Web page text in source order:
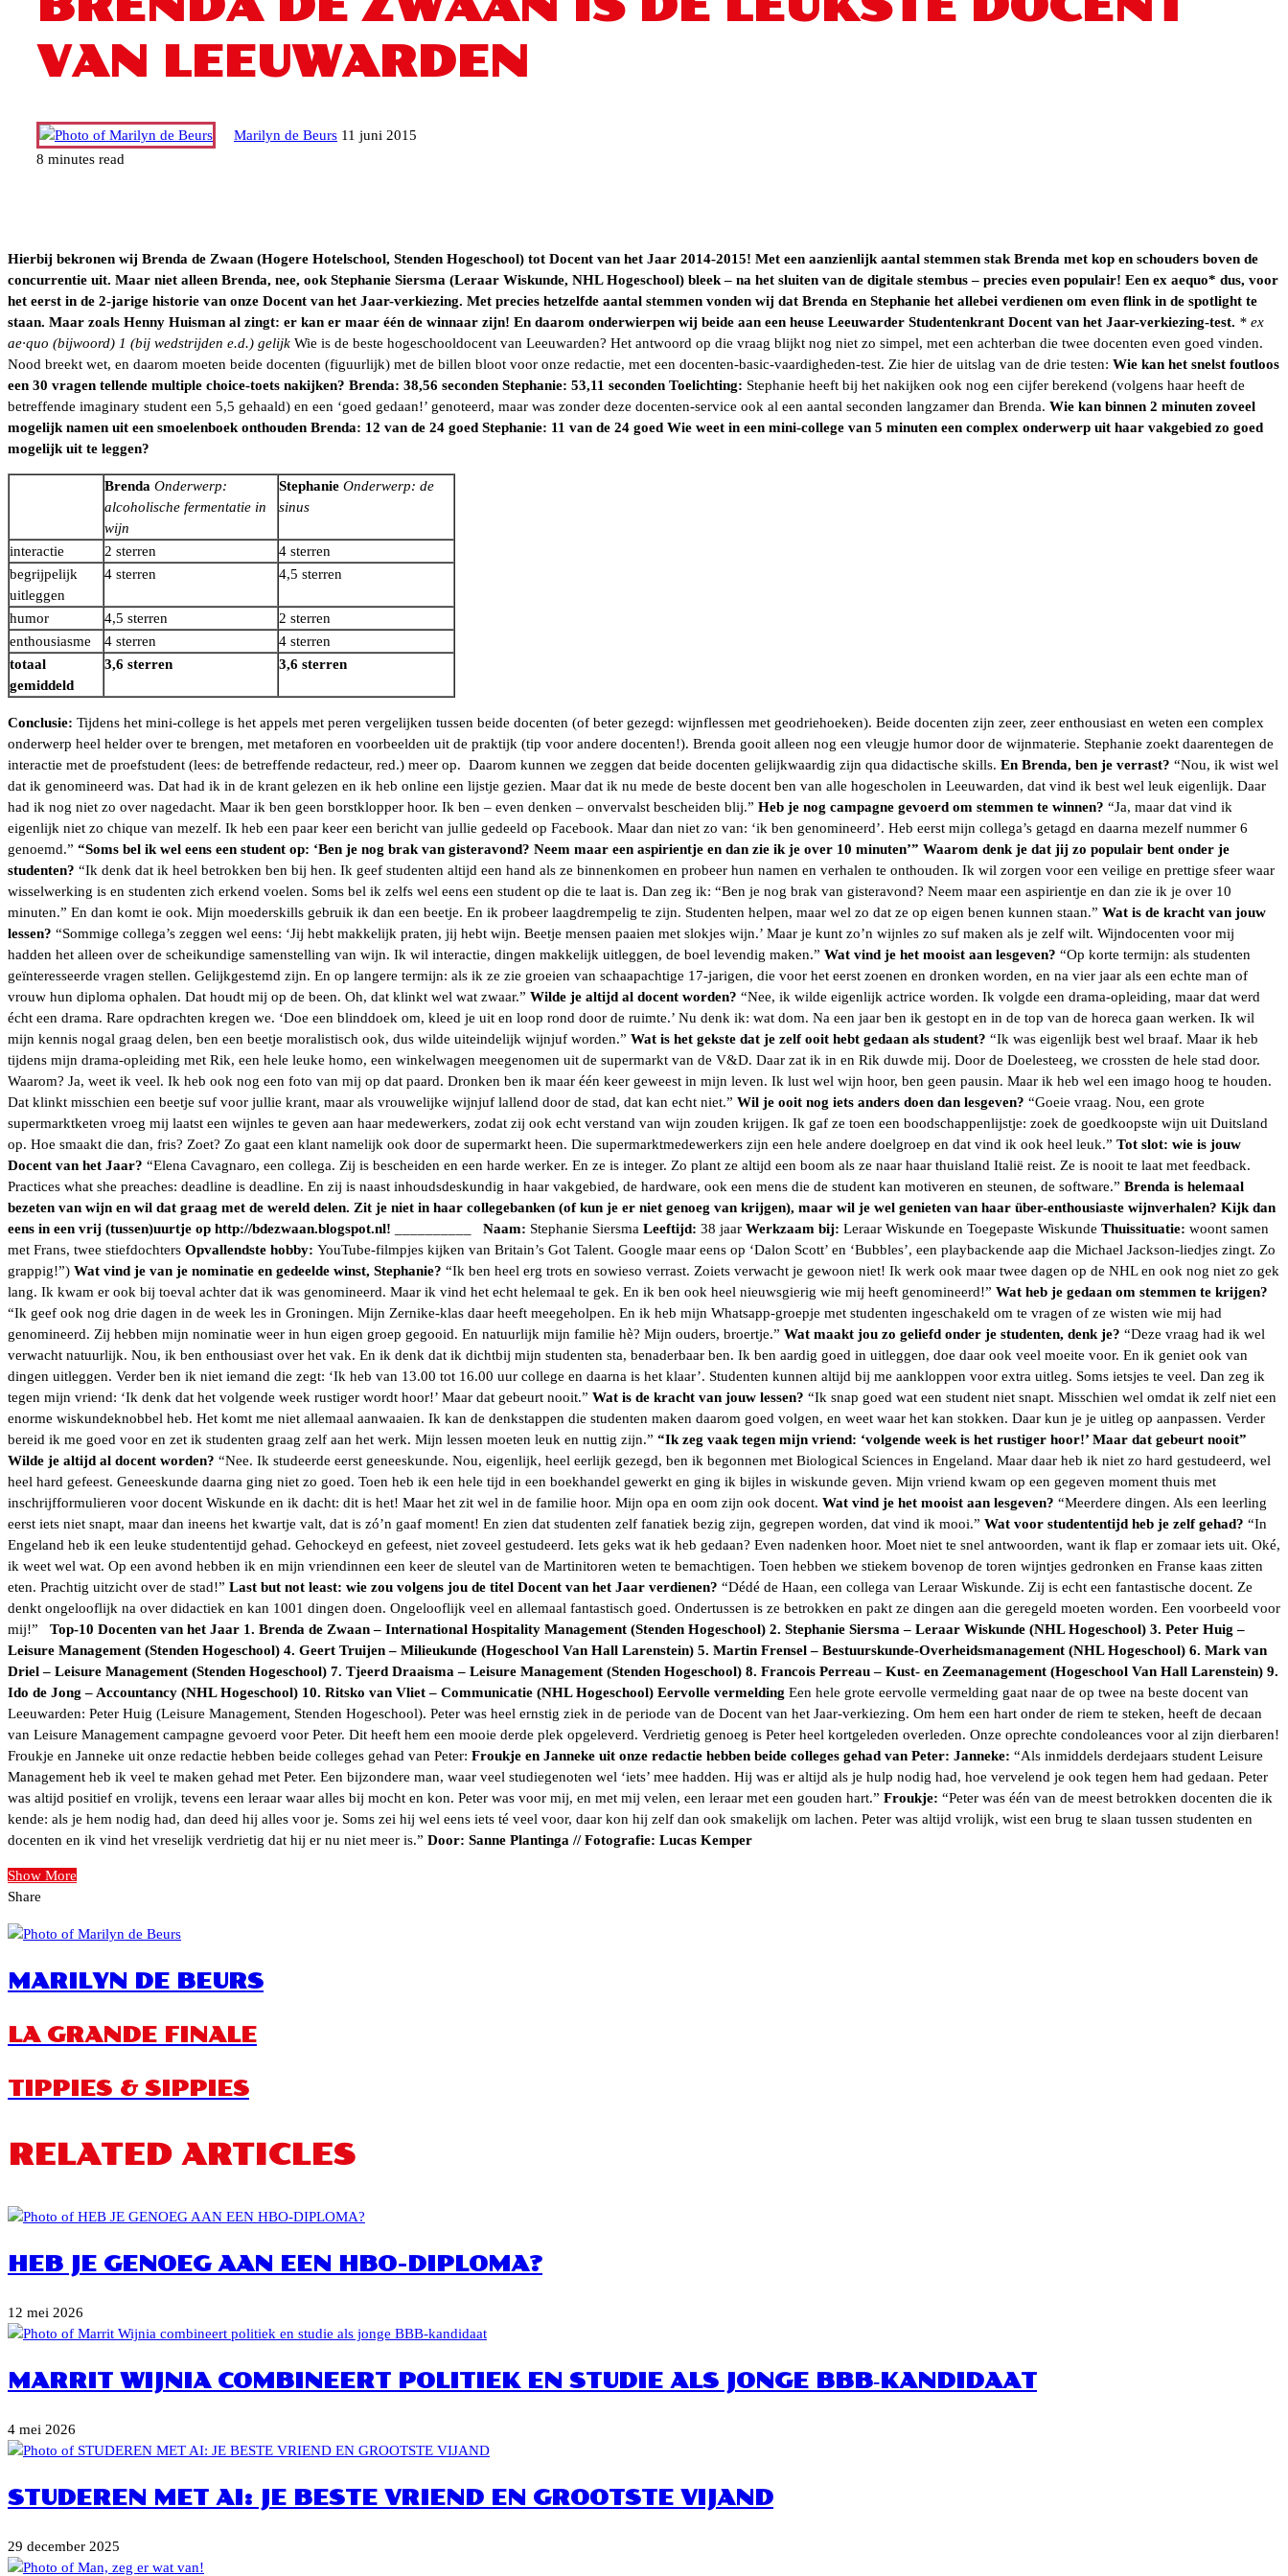
VAN LEEUWARDEN
Marilyn de Beurs 11 juni 2015
8 minutes read
Facebook
Twitter
LinkedIn
Tumblr
Pinterest
Reddit
WhatsApp
Hierbij bekronen wij Brenda de Zwaan (Hogere Hotelschool, Stenden Hogeschool) tot Docent van het Jaar 2014-2015! Met een aanzienlijk aantal stemmen stak Brenda met kop en schouders boven de
concurrentie uit. Maar niet alleen Brenda, nee, ook Stephanie Siersma (Leraar Wiskunde, NHL Hogeschool) bleek – na het sluiten van de digitale stembus – precies even populair! Een ex aequo* dus, voor
het eerst in de 2-jarige historie van onze Docent van het Jaar-verkiezing. Met precies hetzelfde aantal stemmen vonden wij dat Brenda en Stephanie het allebei verdienen om even flink in de spotlight te
staan. Maar zoals Henny Huisman al zingt: er kan er maar één de winnaar zijn! En daarom onderwierpen wij beide aan een heuse Leeuwarder Studentenkrant Docent van het Jaar-verkiezing-test. * ex
ae·quo (bijwoord) 1 (bij wedstrijden e.d.) gelijk Wie is de beste hogeschooldocent van Leeuwarden? Het antwoord op die vraag blijkt nog niet zo simpel, met een achterban die twee docenten even goed vinden.
Nood breekt wet, en daarom moeten beide docenten (figuurlijk) met de billen bloot voor onze redactie, met een docenten-basic-vaardigheden-test. Zie hier de uitslag van de drie testen: Wie kan het snelst foutloos
een 30 vragen tellende multiple choice-toets nakijken? Brenda: 38,56 seconden Stephanie: 53,11 seconden Toelichting: Stephanie heeft bij het nakijken ook nog een cijfer berekend (volgens haar heeft de
betreffende imaginary student een 5,5 gehaald) en een ‘goed gedaan!’ genoteerd, maar was zonder deze docenten-service ook al een aantal seconden langzamer dan Brenda. Wie kan binnen 2 minuten zoveel
mogelijk namen uit een smoelenboek onthouden Brenda: 12 van de 24 goed Stephanie: 11 van de 24 goed Wie weet in een mini-college van 5 minuten een complex onderwerp uit haar vakgebied zo goed
mogelijk uit te leggen?
Brenda Onderwerp:
alcoholische fermentatie in
wijn
Stephanie Onderwerp: de
sinus
interactie 2 sterren
4 sterren
begrijpelijk
uitleggen
4 sterren 4,5 sterren
humor 4,5 sterren
2 sterren
enthousiasme
4 sterren
4 sterren
totaal
gemiddeld
3,6 sterren 3,6 sterren
Conclusie: Tijdens het mini-college is het appels met peren vergelijken tussen beide docenten (of beter gezegd: wijnflessen met geodriehoeken). Beide docenten zijn zeer, zeer enthousiast en weten een complex
onderwerp heel helder over te brengen, met metaforen en voorbeelden uit de praktijk (tip voor andere docenten!). Brenda gooit alleen nog een vleugje humor door de wijnmaterie. Stephanie zoekt daarentegen de
interactie met de proefstudent (lees: de betreffende redacteur, red.) meer op. Daarom kunnen we zeggen dat beide docenten gelijkwaardig zijn qua didactische skills. En Brenda, ben je verrast? “Nou, ik wist wel
dat ik genomineerd was. Dat had ik in de krant gelezen en ik heb online een lijstje gezien. Maar dat ik nu mede de beste docent ben van alle hogescholen in Leeuwarden, dat vind ik best wel leuk eigenlijk. Daar
had ik nog niet zo over nagedacht. Maar ik ben geen borstklopper hoor. Ik ben – even denken – onvervalst bescheiden blij.” Heb je nog campagne gevoerd om stemmen te winnen? “Ja, maar dat vind ik
eigenlijk niet zo chique van mezelf. Ik heb een paar keer een bericht van jullie gedeeld op Facebook. Maar dan niet zo van: ‘ik ben genomineerd’. Heb eerst mijn collega’s getagd en daarna mezelf nummer 6
genoemd.” “Soms bel ik wel eens een student op: ‘Ben je nog brak van gisteravond? Neem maar een aspirientje en dan zie ik je over 10 minuten’” Waarom denk je dat jij zo populair bent onder je
studenten? “Ik denk dat ik heel betrokken ben bij hen. Ik geef studenten altijd een hand als ze binnenkomen en probeer hun namen en verhalen te onthouden. Ik wil zorgen voor een veilige en prettige sfeer waar
wisselwerking is en studenten zich erkend voelen. Soms bel ik zelfs wel eens een student op die te laat is. Dan zeg ik: “Ben je nog brak van gisteravond? Neem maar een aspirientje en dan zie ik je over 10
minuten.” En dan komt ie ook. Mijn moederskills gebruik ik dan een beetje. En ik probeer laagdrempelig te zijn. Studenten helpen, maar wel zo dat ze op eigen benen kunnen staan.” Wat is de kracht van jouw
lessen? “Sommige collega’s zeggen wel eens: ‘Jij hebt makkelijk praten, jij hebt wijn. Beetje mensen paaien met slokjes wijn.’ Maar je kunt zo’n wijnles zo suf maken als je zelf wilt. Wijndocenten voor mij
hadden het alleen over de scheikundige samenstelling van wijn. Ik wil interactie, dingen makkelijk uitleggen, de boel levendig maken.” Wat vind je het mooist aan lesgeven? “Op korte termijn: als studenten
geïnteresseerde vragen stellen. Gelijkgestemd zijn. En op langere termijn: als ik ze zie groeien van schaapachtige 17-jarigen, die voor het eerst zoenen en dronken worden, en na vier jaar als een echte man of
vrouw hun diploma ophalen. Dat houdt mij op de been. Oh, dat klinkt wel wat zwaar.” Wilde je altijd al docent worden? “Nee, ik wilde eigenlijk actrice worden. Ik volgde een drama-opleiding, maar dat werd
écht een drama. Rare opdrachten kregen we. ‘Doe een blinddoek om, kleed je uit en loop rond door de ruimte.’ Nu denk ik: wat dom. Na een jaar ben ik gestopt en in de top van de horeca gaan werken. Ik wil
mijn kennis nogal graag delen, ben een beetje moralistisch ook, dus wilde uiteindelijk wijnjuf worden.” Wat is het gekste dat je zelf ooit hebt gedaan als student? “Ik was eigenlijk best wel braaf. Maar ik heb
tijdens mijn drama-opleiding met Rik, een hele leuke homo, een winkelwagen meegenomen uit de supermarkt van de V&D. Daar zat ik in en Rik duwde mij. Door de Doelesteeg, we crossten de hele stad door.
Waarom? Ja, weet ik veel. Ik heb ook nog een foto van mij op dat paard. Dronken ben ik maar één keer geweest in mijn leven. Ik lust wel wijn hoor, ben geen pausin. Maar ik heb wel een imago hoog te houden.
Dat klinkt misschien een beetje suf voor jullie krant, maar als vrouwelijke wijnjuf lallend door de stad, dat kan echt niet.” Wil je ooit nog iets anders doen dan lesgeven? “Goeie vraag. Nou, een grote
supermarktketen vroeg mij laatst een wijnles te geven aan haar medewerkers, zodat zij ook echt verstand van wijn zouden krijgen. Ik gaf ze toen een boodschappenlijstje: zoek de goedkoopste wijn uit Duitsland
op. Hoe smaakt die dan, fris? Zoet? Zo gaat een klant namelijk ook door de supermarkt heen. Die supermarktmedewerkers zijn een hele andere doelgroep en dat vind ik ook heel leuk.” Tot slot: wie is jouw
Docent van het Jaar? “Elena Cavagnaro, een collega. Zij is bescheiden en een harde werker. En ze is integer. Zo plant ze altijd een boom als ze naar haar thuisland Italië reist. Ze is nooit te laat met feedback.
Practices what she preaches: deadline is deadline. En zij is naast inhoudsdeskundig in haar vakgebied, de hardware, ook een mens die de student kan motiveren en steunen, de software.” Brenda is helemaal
bezeten van wijn en wil dat graag met de wereld delen. Zit je niet in haar collegebanken (of kun je er niet genoeg van krijgen), maar wil je wel genieten van haar über-enthousiaste wijnverhalen? Kijk dan
eens in een vrij (tussen)uurtje op http://bdezwaan.blogspot.nl!
Naam: Stephanie Siersma Leeftijd: 38 jaar Werkzaam bij: Leraar Wiskunde en Toegepaste Wiskunde Thuissituatie: woont samen
met Frans, twee stiefdochters Opvallendste hobby: YouTube-filmpjes kijken van Britain’s Got Talent. Google maar eens op ‘Dalon Scott’ en ‘Bubbles’, een playbackende aap die Michael Jackson-liedjes zingt. Zo
grappig!”) Wat vind je van je nominatie en gedeelde winst, Stephanie? “Ik ben heel erg trots en sowieso verrast. Zoiets verwacht je gewoon niet! Ik werk ook maar twee dagen op de NHL en ook nog niet zo gek
lang. Ik kwam er ook bij toeval achter dat ik was genomineerd. Maar ik vind het echt helemaal te gek. En ik ben ook heel nieuwsgierig wie mij heeft genomineerd!” Wat heb je gedaan om stemmen te krijgen?
“Ik geef ook nog drie dagen in de week les in Groningen. Mijn Zernike-klas daar heeft meegeholpen. En ik heb mijn Whatsapp-groepje met studenten ingeschakeld om te vragen of ze wisten wie mij had
genomineerd. Zij hebben mijn nominatie weer in hun eigen groep gegooid. En natuurlijk mijn familie hè? Mijn ouders, broertje.” Wat maakt jou zo geliefd onder je studenten, denk je? “Deze vraag had ik wel
verwacht natuurlijk. Nou, ik ben enthousiast over het vak. En ik denk dat ik dichtbij mijn studenten sta, benaderbaar ben. Ik ben aardig goed in uitleggen, doe daar ook veel moeite voor. En ik geniet ook van
dingen uitleggen. Verder ben ik niet iemand die zegt: ‘Ik heb van 13.00 tot 16.00 uur college en daarna is het klaar’. Studenten kunnen altijd bij me aankloppen voor extra uitleg. Soms ietsjes te veel. Dan zeg ik
tegen mijn vriend: ‘Ik denk dat het volgende week rustiger wordt hoor!’ Maar dat gebeurt nooit.” Wat is de kracht van jouw lessen? “Ik snap goed wat een student niet snapt. Misschien wel omdat ik zelf niet een
enorme wiskundeknobbel heb. Het komt me niet allemaal aanwaaien. Ik kan de denkstappen die studenten maken daarom goed volgen, en weet waar het kan stokken. Daar kun je je uitleg op aanpassen. Verder
bereid ik me goed voor en zet ik studenten graag zelf aan het werk. Mijn lessen moeten leuk en nuttig zijn.” “Ik zeg vaak tegen mijn vriend: ‘volgende week is het rustiger hoor!’ Maar dat gebeurt nooit”
Wilde je altijd al docent worden? “Nee. Ik studeerde eerst geneeskunde. Nou, eigenlijk, heel eerlijk gezegd, ben ik begonnen met Biological Sciences in Engeland. Maar daar heb ik niet zo hard gestudeerd, wel
heel hard gefeest. Geneeskunde daarna ging niet zo goed. Toen heb ik een hele tijd in een boekhandel gewerkt en ging ik bijles in wiskunde geven. Mijn vriend kwam op een gegeven moment thuis met
inschrijfformulieren voor docent Wiskunde en ik dacht: dit is het! Maar het zit wel in de familie hoor. Mijn opa en oom zijn ook docent. Wat vind je het mooist aan lesgeven? “Meerdere dingen. Als een leerling
eerst iets niet snapt, maar dan ineens het kwartje valt, dat is zó’n gaaf moment! En zien dat studenten zelf fanatiek bezig zijn, gegrepen worden, dat vind ik mooi.” Wat voor studententijd heb je zelf gehad? “In
Engeland heb ik een leuke studententijd gehad. Gehockeyd en gefeest, niet zoveel gestudeerd. Iets geks wat ik heb gedaan? Even nadenken hoor. Moet niet te snel antwoorden, want ik flap er zomaar iets uit. Oké,
ik weet wel wat. Op een avond hebben ik en mijn vriendinnen een keer de sleutel van de Martinitoren weten te bemachtigen. Toen hebben we stiekem bovenop de toren wijntjes gedronken en Franse kaas zitten
eten. Prachtig uitzicht over de stad!” Last but not least: wie zou volgens jou de titel Docent van het Jaar verdienen? “Dédé de Haan, een collega van Leraar Wiskunde. Zij is echt een fantastische docent. Ze
denkt ongelooflijk na over didactiek en kan 1001 dingen doen. Ongelooflijk veel en allemaal fantastisch goed. Ondertussen is ze betrokken en pakt ze dingen aan die geregeld moeten worden. Een voorbeeld voor
mij!” Top-10 Docenten van het Jaar 1. Brenda de Zwaan – International Hospitality Management (Stenden Hogeschool) 2. Stephanie Siersma – Leraar Wiskunde (NHL Hogeschool) 3. Peter Huig –
Leisure Management (Stenden Hogeschool) 4. Geert Truijen – Milieukunde (Hogeschool Van Hall Larenstein) 5. Martin Frensel – Bestuurskunde-Overheidsmanagement (NHL Hogeschool) 6. Mark van
Driel – Leisure Management (Stenden Hogeschool) 7. Tjeerd Draaisma – Leisure Management (Stenden Hogeschool) 8. Francois Perreau – Kust- en Zeemanagement (Hogeschool Van Hall Larenstein) 9.
Ido de Jong – Accountancy (NHL Hogeschool) 10. Ritsko van Vliet – Communicatie (NHL Hogeschool) Eervolle vermelding Een hele grote eervolle vermelding gaat naar de op twee na beste docent van
Leeuwarden: Peter Huig (Leisure Management, Stenden Hogeschool). Peter was heel ernstig ziek in de periode van de Docent van het Jaar-verkiezing. Om hem een hart onder de riem te steken, heeft de decaan
van Leisure Management campagne gevoerd voor Peter. Dit heeft hem een mooie derde plek opgeleverd. Verdrietig genoeg is Peter heel kortgeleden overleden. Onze oprechte condoleances voor al zijn dierbaren!
Froukje en Janneke uit onze redactie hebben beide colleges gehad van Peter: Froukje en Janneke uit onze redactie hebben beide colleges gehad van Peter: Janneke: “Als inmiddels derdejaars student Leisure
Management heb ik veel te maken gehad met Peter. Een bijzondere man, waar veel studiegenoten wel ‘iets’ mee hadden. Hij was er altijd als je hulp nodig had, hoe vervelend je ook tegen hem had gedaan. Peter
was altijd positief en vrolijk, tevens een leraar waar alles bij mocht en kon. Peter was voor mij, en met mij velen, een leraar met een gouden hart.” Froukje: “Peter was één van de meest betrokken docenten die ik
kende: als je hem nodig had, dan deed hij alles voor je. Soms zei hij wel eens iets té veel voor, daar kon hij zelf dan ook smakelijk om lachen. Peter was altijd vrolijk, wist een brug te slaan tussen studenten en
docenten en ik vind het vreselijk verdrietig dat hij er nu niet meer is.” Door: Sanne Plantinga // Fotografie: Lucas Kemper
Show More
Share
via
MARILYN DE BEURS
LA GRANDE FINALE
TIPPIES & SIPPIES
RELATED ARTICLES
HEB JE GENOEG AAN EEN HBO-DIPLOMA?
12 mei 2026
MARRIT WIJNIA COMBINEERT POLITIEK EN STUDIE ALS JONGE BBB‑KANDIDAAT
4 mei 2026
STUDEREN MET AI: JE BESTE VRIEND EN GROOTSTE VIJAND
29 december 2025